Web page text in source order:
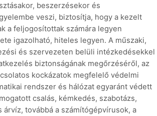
beszerzésekor és
veszi, biztosítja, hogy a kezelt
a feljogosítottak számára legyen
igazolható, hiteles legyen. A műszaki,
és szervezeten belüli intézkedésekkel
biztonságának megőrzéséről, az
kockázatok megfelelő védelmi
rendszer és hálózat egyaránt védett
csalás, kémkedés, szabotázs,
árvíz, továbbá a számítógépvírusok, a